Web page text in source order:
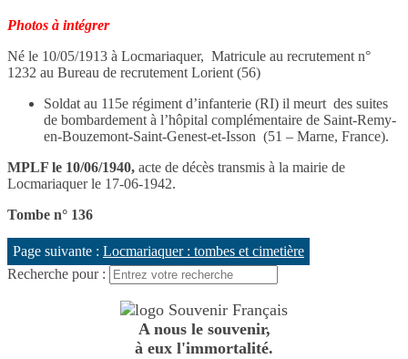
Photos à intégrer
Né le 10/05/1913 à Locmariaquer, Matricule au recrutement n°
1232 au Bureau de recrutement Lorient (56)
Soldat au 115e régiment d’infanterie (RI) il meurt des suites
de bombardement à l’hôpital complémentaire de Saint-Remy-
en-Bouzemont-Saint-Genest-et-Isson (51 – Marne, France).
MPLF le 10/06/1940, acte de décès transmis à la mairie de
Locmariaquer le 17-06-1942.
Tombe n° 136
Page suivante : Locmariaquer : tombes et cimetière
Recherche pour :
A nous le souvenir,
à eux l'immortalité.